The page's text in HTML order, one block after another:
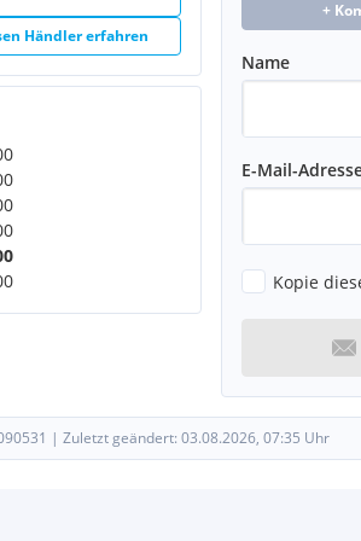
mit
Händler erfahren
+
Name
E-Mail-
Kopie
| Zuletzt geändert: 03.08.2026, 07:35 Uhr